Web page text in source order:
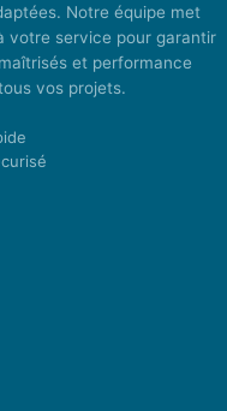
Notre équipe met
votre service pour garantir
et performance
vos projets.